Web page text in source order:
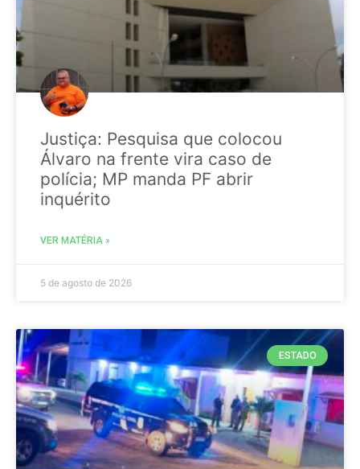
Justiça: Pesquisa que colocou
Álvaro na frente vira caso de
polícia; MP manda PF abrir
inquérito
VER MATÉRIA »
5 de agosto de 2026
ESTADO